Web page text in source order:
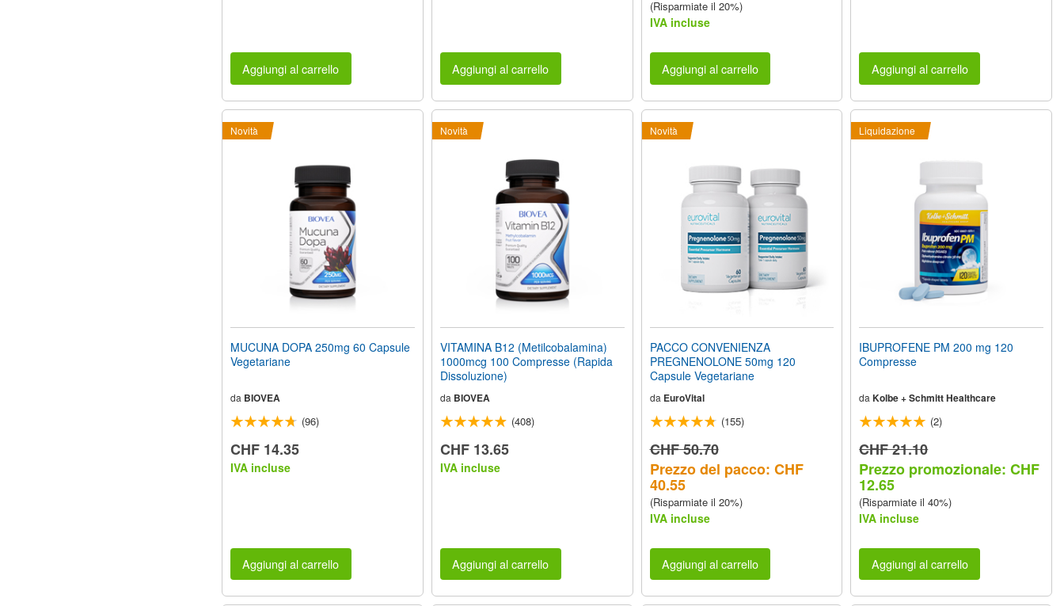
Aggiungi al carrello Aggiungi al carrello
(Risparmiate il 20%)
IVA incluse
Aggiungi al carrello Aggiungi al carrello
Novità
MUCUNA DOPA 250mg 60 Capsule
Vegetariane
da BIOVEA
(96)
CHF 14.35
IVA incluse
Aggiungi al carrello
Novità
VITAMINA B12 (Metilcobalamina)
1000mcg 100 Compresse (Rapida
Dissoluzione)
da BIOVEA
(408)
CHF 13.65
IVA incluse
Aggiungi al carrello
Novità
PACCO CONVENIENZA
PREGNENOLONE 50mg 120
Capsule Vegetariane
da EuroVital
(155)
CHF 50.70
Prezzo del pacco: CHF
40.55
(Risparmiate il 20%)
IVA incluse
Aggiungi al carrello
Liquidazione
IBUPROFENE PM 200 mg 120
Compresse
da Kolbe + Schmitt Healthcare
(2)
CHF 21.10
Prezzo promozionale: CHF
12.65
(Risparmiate il 40%)
IVA incluse
Aggiungi al carrello